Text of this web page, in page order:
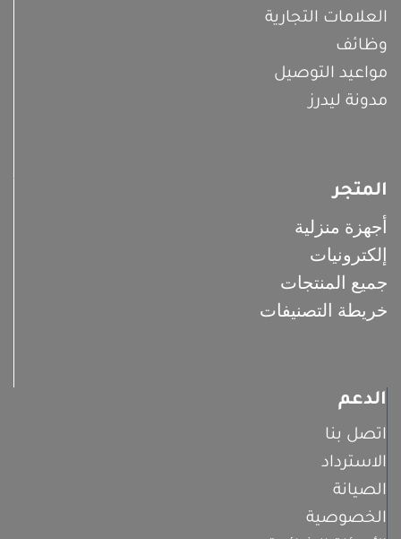
العلامات التجارية
وظائف
مواعيد التوصيل
مدونة ليدرز
المتجر
أجهزة منزلية
إلكترونيات
جميع المنتجات
خريطة التصنيفات
الدعم
اتصل بنا
الاسترداد
الصيانة
الخصوصية